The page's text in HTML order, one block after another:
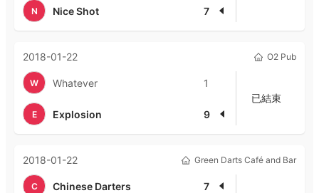
N Nice Shot 7
2018-01-22 O2 Pub
W Whatever 1
E Explosion 9
已結束
2018-01-22 Green Darts Café and Bar
C Chinese Darters 7